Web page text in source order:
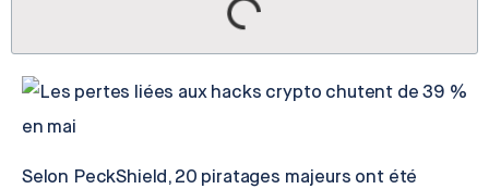
Selon PeckShield, 20 piratages majeurs ont été